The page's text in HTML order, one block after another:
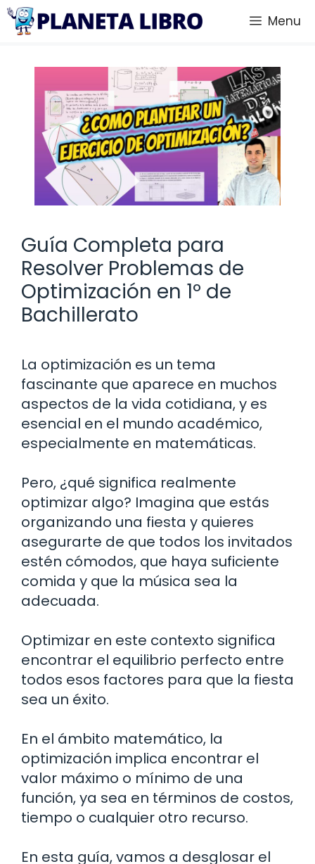
Saltar
Menu
Guía Completa para
Resolver Problemas de
Optimización en 1º de
Bachillerato
La optimización es un tema
fascinante que aparece en muchos
aspectos de la vida cotidiana, y es
esencial en el mundo académico,
especialmente en matemáticas.
Pero, ¿qué significa realmente
optimizar algo? Imagina que estás
organizando una fiesta y quieres
asegurarte de que todos los invitados
estén cómodos, que haya suficiente
comida y que la música sea la
adecuada.
Optimizar en este contexto significa
encontrar el equilibrio perfecto entre
todos esos factores para que la fiesta
sea un éxito.
En el ámbito matemático, la
optimización implica encontrar el
valor máximo o mínimo de una
función, ya sea en términos de costos,
tiempo o cualquier otro recurso.
En esta guía, vamos a desglosar el